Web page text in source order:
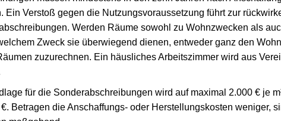
Ein Verstoß gegen die Nutzungsvoraussetzung führt zur
Werden Räume sowohl zu Wohnzwecken als
Zweck sie überwiegend dienen, entweder ganz den
zuzurechnen. Ein häusliches Arbeitszimmer wird aus
für die Sonderabschreibungen wird auf maximal 2.000 € je
Betragen die Anschaffungs- oder Herstellungskosten weniger,